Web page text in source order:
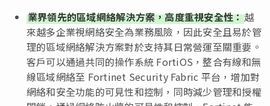
業界領先的區域網絡解決方案，高度重視安全性：越
來越多企業視網絡安全為業務風險，因此安全且易於管
理的區域網絡解決方案對於支持其日常營運至關重要。
客戶可以通過共同的操作系統 FortiOS，整合有線和無
線區域網絡至 Fortinet Security Fabric 平台，增加對
網絡和安全功能的可見性和控制，同時減少管理和授權